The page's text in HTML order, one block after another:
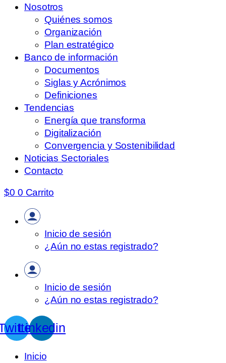
Nosotros
Quiénes somos
Organización
Plan estratégico
Banco de información
Documentos
Siglas y Acrónimos
Definiciones
Tendencias
Energía que transforma
Digitalización
Convergencia y Sostenibilidad
Noticias Sectoriales
Contacto
$0 0 Carrito
Inicio de sesión
¿Aún no estas registrado?
Inicio de sesión
¿Aún no estas registrado?
Linkedin
Inicio